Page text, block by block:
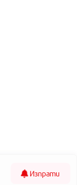
Изпрати